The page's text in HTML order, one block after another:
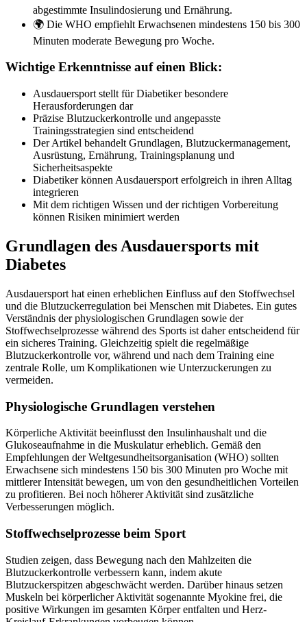
abgestimmte Insulindosierung und Ernährung.
🌍 Die WHO empfiehlt Erwachsenen mindestens 150 bis 300
Minuten moderate Bewegung pro Woche.
Wichtige Erkenntnisse auf einen Blick:
Ausdauersport stellt für Diabetiker besondere
Herausforderungen dar
Präzise Blutzuckerkontrolle und angepasste
Trainingsstrategien sind entscheidend
Der Artikel behandelt Grundlagen, Blutzuckermanagement,
Ausrüstung, Ernährung, Trainingsplanung und
Sicherheitsaspekte
Diabetiker können Ausdauersport erfolgreich in ihren Alltag
integrieren
Mit dem richtigen Wissen und der richtigen Vorbereitung
können Risiken minimiert werden
Grundlagen des Ausdauersports mit
Diabetes
Ausdauersport hat einen erheblichen Einfluss auf den Stoffwechsel
und die Blutzuckerregulation bei Menschen mit Diabetes. Ein gutes
Verständnis der physiologischen Grundlagen sowie der
Stoffwechselprozesse während des Sports ist daher entscheidend für
ein sicheres Training. Gleichzeitig spielt die regelmäßige
Blutzuckerkontrolle vor, während und nach dem Training eine
zentrale Rolle, um Komplikationen wie Unterzuckerungen zu
vermeiden.
Physiologische Grundlagen verstehen
Körperliche Aktivität beeinflusst den Insulinhaushalt und die
Glukoseaufnahme in die Muskulatur erheblich. Gemäß den
Empfehlungen der Weltgesundheitsorganisation (WHO) sollten
Erwachsene sich mindestens 150 bis 300 Minuten pro Woche mit
mittlerer Intensität bewegen, um von den gesundheitlichen Vorteilen
zu profitieren. Bei noch höherer Aktivität sind zusätzliche
Verbesserungen möglich.
Stoffwechselprozesse beim Sport
Studien zeigen, dass Bewegung nach den Mahlzeiten die
Blutzuckerkontrolle verbessern kann, indem akute
Blutzuckerspitzen abgeschwächt werden. Darüber hinaus setzen
Muskeln bei körperlicher Aktivität sogenannte Myokine frei, die
positive Wirkungen im gesamten Körper entfalten und Herz-